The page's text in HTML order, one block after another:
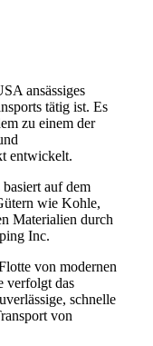
ansässiges
tätig ist. Es
zu einem der
entwickelt.
auf dem
wie Kohle,
Materialien durch
Inc.
von modernen
verfolgt das
schnelle
von